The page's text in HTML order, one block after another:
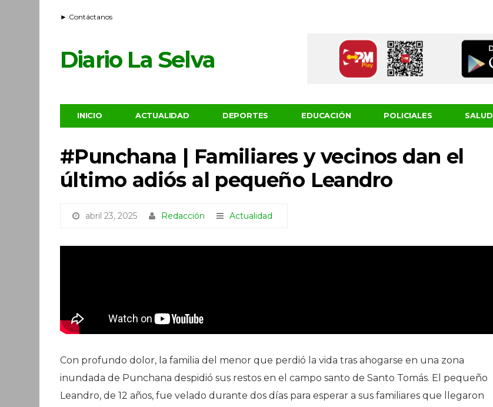
► Contáctanos
Diario La Selva
INICIO ACTUALIDAD DEPORTES EDUCACIÓN POLICIALES SALUD
#Punchana | Familiares y vecinos dan el
último adiós al pequeño Leandro
abril 23, 2025 Redacción Actualidad
Con profundo dolor, la familia del menor que perdió la vida tras ahogarse en una zona
inundada de Punchana despidió sus restos en el campo santo de Santo Tomás. El pequeño
Leandro, de 12 años, fue velado durante dos días para esperar a sus familiares que llegaron